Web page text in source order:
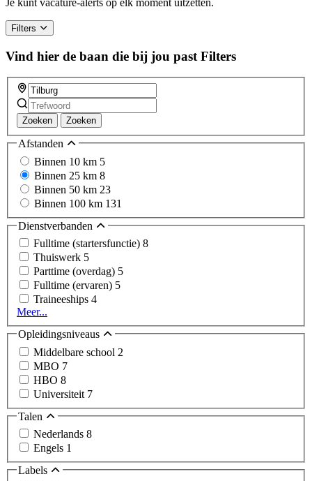
ignore
this
field
Filters
Vind hier de baan die bij jou past Filters
Zoeken Zoeken
Afstanden
Binnen 10 km 5
Binnen 25 km 8
Binnen 50 km 23
Binnen 100 km 131
Dienstverbanden
Fulltime (startersfunctie) 8
Thuiswerk 5
Parttime (overdag) 5
Fulltime (ervaren) 5
Traineeships 4
Meer...
Opleidingsniveaus
Middelbare school 2
MBO 7
HBO 8
Universiteit 7
Talen
Nederlands 8
Engels 1
Labels